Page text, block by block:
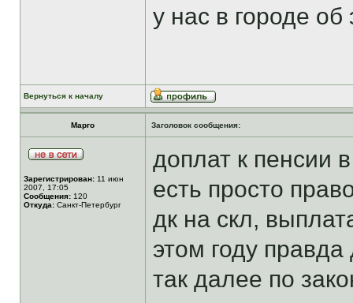
у нас в городе
Вернуться к началу
Марго Заголовок сообщения:
Зарегистрирован: 11 июн
2007, 17:05
Сообщения: 120
Откуда: Санкт-Петербург
доплат к пенсии
есть просто
дк на скл,
этом году
так далее по